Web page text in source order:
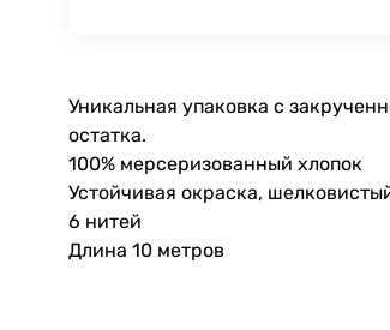
Уникальная упаковка с
остатка.
100% мерсеризованный хлопок
Устойчивая окраска,
6 нитей
Длина 10 метров